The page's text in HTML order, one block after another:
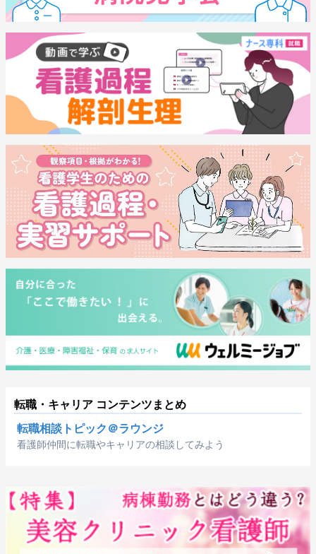
転職・キャリア コンテンツまとめ
転職相談トピック＠ラウンジ
看護師仲間に転職やキャリアの相談してみよう